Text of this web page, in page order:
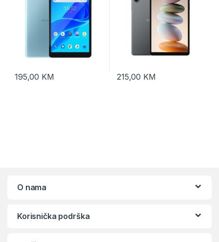
195,00 KM 215,00 KM
O nama
Korisnička podrška